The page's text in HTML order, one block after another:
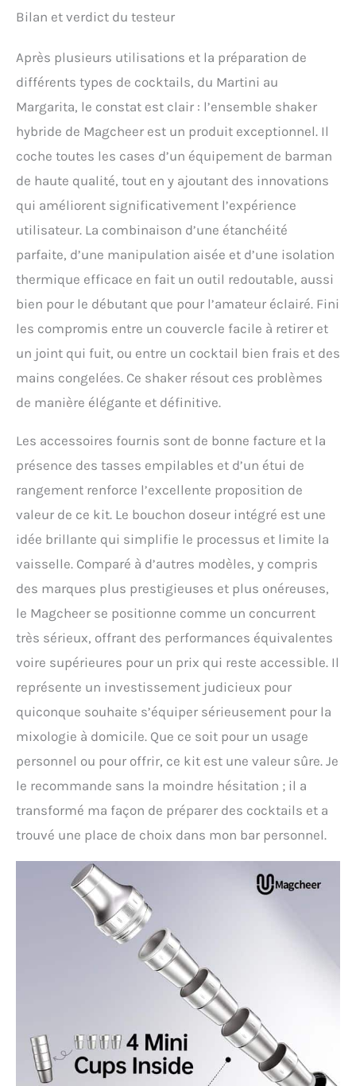
Bilan et verdict du testeur
Après plusieurs utilisations et la préparation de
différents types de cocktails, du Martini au
Margarita, le constat est clair : l’ensemble shaker
hybride de Magcheer est un produit exceptionnel. Il
coche toutes les cases d’un équipement de barman
de haute qualité, tout en y ajoutant des innovations
qui améliorent significativement l’expérience
utilisateur. La combinaison d’une étanchéité
parfaite, d’une manipulation aisée et d’une isolation
thermique efficace en fait un outil redoutable, aussi
bien pour le débutant que pour l’amateur éclairé. Fini
les compromis entre un couvercle facile à retirer et
un joint qui fuit, ou entre un cocktail bien frais et des
mains congelées. Ce shaker résout ces problèmes
de manière élégante et définitive.
Les accessoires fournis sont de bonne facture et la
présence des tasses empilables et d’un étui de
rangement renforce l’excellente proposition de
valeur de ce kit. Le bouchon doseur intégré est une
idée brillante qui simplifie le processus et limite la
vaisselle. Comparé à d’autres modèles, y compris
des marques plus prestigieuses et plus onéreuses,
le Magcheer se positionne comme un concurrent
très sérieux, offrant des performances équivalentes
voire supérieures pour un prix qui reste accessible. Il
représente un investissement judicieux pour
quiconque souhaite s’équiper sérieusement pour la
mixologie à domicile. Que ce soit pour un usage
personnel ou pour offrir, ce kit est une valeur sûre. Je
le recommande sans la moindre hésitation ; il a
transformé ma façon de préparer des cocktails et a
trouvé une place de choix dans mon bar personnel.